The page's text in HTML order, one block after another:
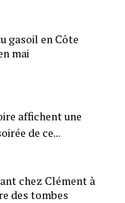
gasoil en Côte
mai
affichent une
de ce...
chez Clément à
des tombes